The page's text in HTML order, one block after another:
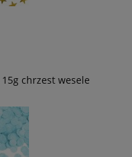
chrzest wesele